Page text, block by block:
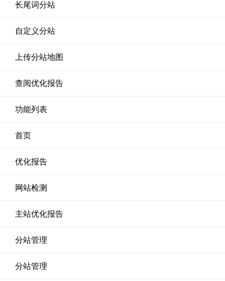
长尾词分站
自定义分站
上传分站地图
查阅优化报告
功能列表
首页
优化报告
网站检测
主站优化报告
分站管理
分站管理